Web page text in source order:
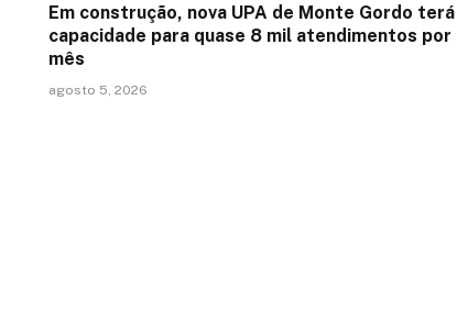
Em construção, nova UPA de Monte Gordo terá
capacidade para quase 8 mil atendimentos por
mês
agosto 5, 2026